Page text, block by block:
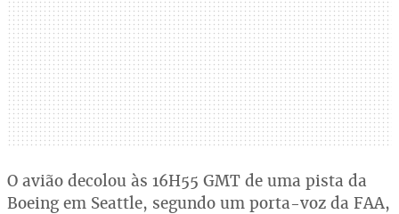
O avião decolou às 16H55 GMT de uma pista da
Boeing em Seattle, segundo um porta-voz da FAA,